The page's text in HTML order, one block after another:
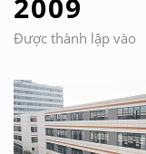
2009
Được thành lập vào